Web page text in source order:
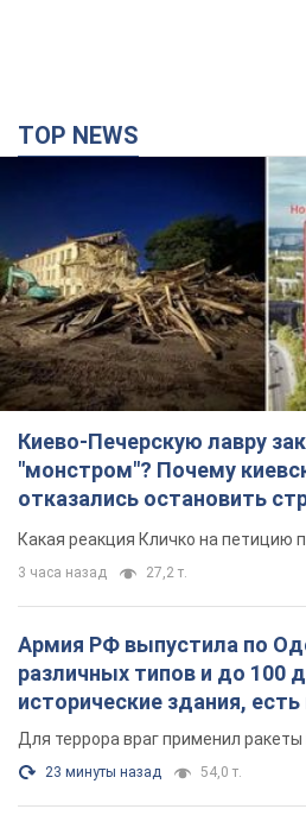
Киево-Печерскую лавру
"монстром"? Почему
отказались остановить
небоскреба "московского
Какая реакция Кличко на петицию
3 часа назад 27,2 т.
Армия РФ выпустила по
различных типов и до 100
исторические здания, есть
Фото и видео
Для террора враг применил
23 минуты назад 54,0 т.
МИД Болгарии вызвал
инцидента с дроном: что
Беседа состоится 10 августа
3 часа назад 4,5 т.